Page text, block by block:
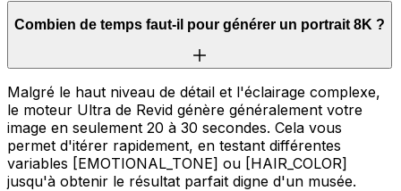
Combien de temps faut-il pour générer un portrait 8K ?
Malgré le haut niveau de détail et l'éclairage complexe,
le moteur Ultra de Revid génère généralement votre
image en seulement 20 à 30 secondes. Cela vous
permet d'itérer rapidement, en testant différentes
variables [EMOTIONAL_TONE] ou [HAIR_COLOR]
jusqu'à obtenir le résultat parfait digne d'un musée.